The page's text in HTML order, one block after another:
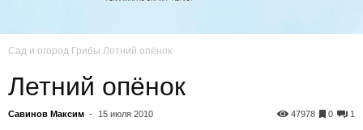
Сад и огород Грибы Летний опёнок
Летний опёнок
Савинов Максим - 15 июля 2010 1
0
47978